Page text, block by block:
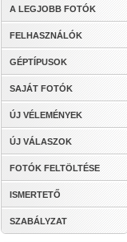
A LEGJOBB FOTÓK
FELHASZNÁLÓK
GÉPTÍPUSOK
SAJÁT FOTÓK
ÚJ VÉLEMÉNYEK
ÚJ VÁLASZOK
FOTÓK FELTÖLTÉSE
ISMERTETŐ
SZABÁLYZAT